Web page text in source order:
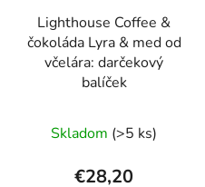
Lighthouse Coffee &
čokoláda Lyra & med od
včelára: darčekový
balíček
Skladom (>5 ks)
€28,20